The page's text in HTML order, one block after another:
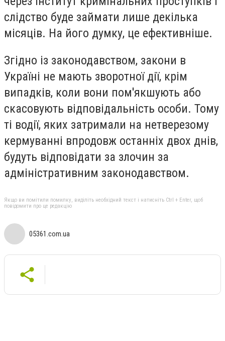
слідство буде займати лише декілька
місяців. На його думку, це ефективніше.
Згідно із законодавством, закони в
Україні не мають зворотної дії, крім
випадків, коли вони пом'якшують або
скасовують відповідальність особи. Тому
ті водії, яких затримали на нетверезому
кермуванні впродовж останніх двох днів,
будуть відповідати за злочин за
адміністративним законодавством.
Якщо ви помітили помилку, виділіть необхідний текст і натисніть Ctrl + Enter, щоб
повідомити про це редакцію
05361.com.ua